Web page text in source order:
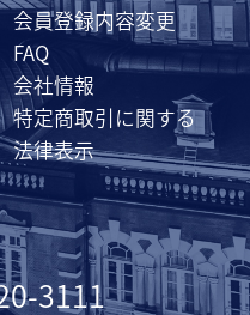
会員登録内容変更
FAQ
会社情報
特定商取引に関する
法律表示
3111